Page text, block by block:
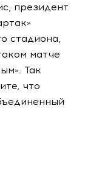
президент
стадиона,
матче
Так
что